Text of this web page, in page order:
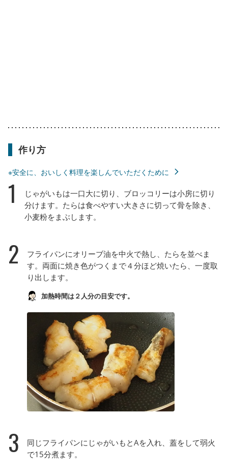
作り方
※安全に、おいしく料理を楽しんでいただくために
1
じゃがいもは一口大に切り、ブロッコリーは小房に切り
分けます。たらは食べやすい大きさに切って骨を除き、
小麦粉をまぶします。
2
フライパンにオリーブ油を中火で熱し、たらを並べま
す。両面に焼き色がつくまで４分ほど焼いたら、一度取
り出します。
加熱時間は２人分の目安です。
3
同じフライパンにじゃがいもとAを入れ、蓋をして弱火
で15分煮ます。